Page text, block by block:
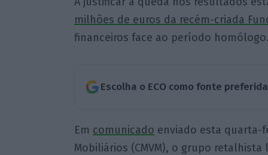
milhões de euros da recém-criada
financeiros face ao período homólogo.
Escolha o ECO como fonte
Em comunicado enviado esta quarta-
Mobiliários (CMVM), o grupo